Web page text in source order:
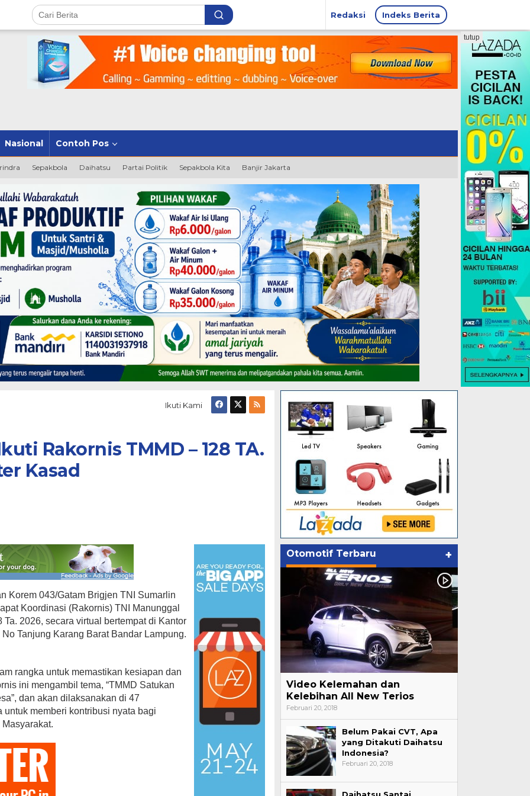
Redaksi Indeks Berita
Nasional Contoh Pos
Sepakbola Daihatsu Partai Politik Sepakbola Kita Banjir Jakarta
tutup
Ikuti Kami
Rakornis TMMD – 128 TA.
Kasad
Korem 043/Gatam Brigjen TNI Sumarlin
Koordinasi (Rakornis) TNI Manunggal
2026, secara virtual bertempat di Kantor
Tanjung Karang Barat Bandar Lampung.
rangka untuk memastikan kesiapan dan
ini mengambil tema, “TMMD Satukan
dan akan dilaksanakan di 47
memberi kontribusi nyata bagi
Otomotif Terbaru +
Video Kelemahan dan
Kelebihan All New Terios
Februari 20, 2018
Belum Pakai CVT, Apa
yang Ditakuti Daihatsu
Indonesia?
Februari 20, 2018